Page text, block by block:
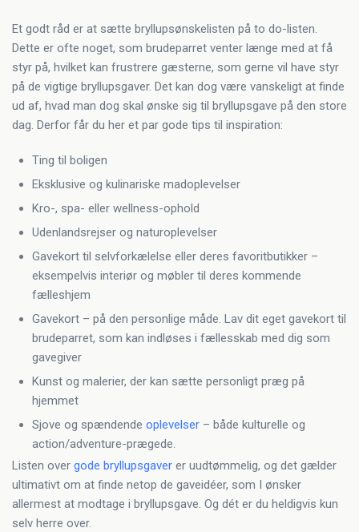
Et godt råd er at sætte bryllupsønskelisten på to do-listen.
Dette er ofte noget, som brudeparret venter længe med at få
styr på, hvilket kan frustrere gæsterne, som gerne vil have styr
på de vigtige bryllupsgaver. Det kan dog være vanskeligt at finde
ud af, hvad man dog skal ønske sig til bryllupsgave på den store
dag. Derfor får du her et par gode tips til inspiration:
Ting til boligen
Eksklusive og kulinariske madoplevelser
Kro-, spa- eller wellness-ophold
Udenlandsrejser og naturoplevelser
Gavekort til selvforkælelse eller deres favoritbutikker –
eksempelvis interiør og møbler til deres kommende
fælleshjem
Gavekort – på den personlige måde. Lav dit eget gavekort til
brudeparret, som kan indløses i fællesskab med dig som
gavegiver
Kunst og malerier, der kan sætte personligt præg på
hjemmet
Sjove og spændende oplevelser – både kulturelle og
action/adventure-prægede.
Listen over gode bryllupsgaver er uudtømmelig, og det gælder
ultimativt om at finde netop de gaveidéer, som I ønsker
allermest at modtage i bryllupsgave. Og dét er du heldigvis kun
selv herre over.